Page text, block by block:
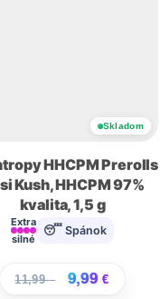
Skladom
HHCPM Prerolls
Kush, HHCPM 97%
kvalita, 1,5 g
Extra
silné
😴 Spánok
11,99€ 9,99€